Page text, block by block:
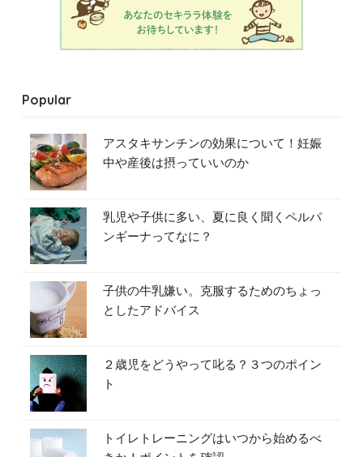
Popular
アスタキサンチンの効果について！妊娠
中や産後は摂っていいのか
乳児や子供に多い、夏に良く聞くペルパ
ンギーナってなに？
子供の牛乳嫌い。克服するためのちょっ
としたアドバイス
２歳児をどうやって叱る？３つのポイン
ト
トイレトレーニングはいつから始めるべ